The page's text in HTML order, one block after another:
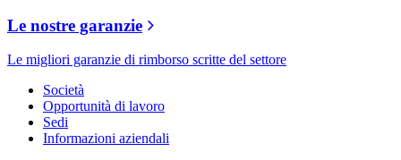
Le nostre garanzie
Le migliori garanzie di rimborso scritte del settore
Società
Opportunità di lavoro
Sedi
Informazioni aziendali